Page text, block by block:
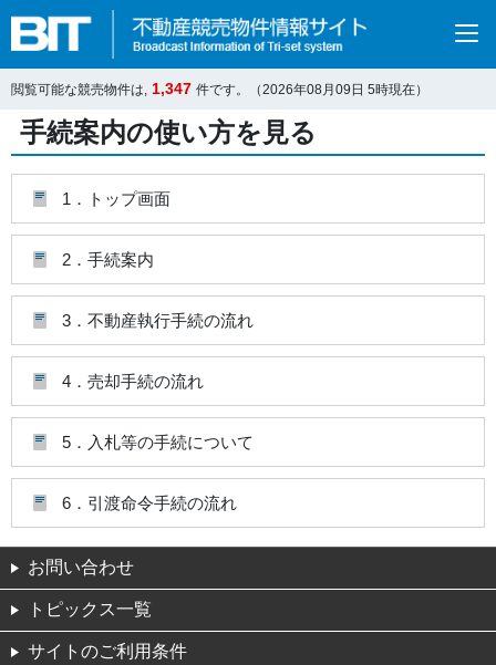
閲覧可能な競売物件は, 1,347 件です。（2026年08月09日 5時現在）
手続案内の使い方を見る
1．トップ画面
2．手続案内
3．不動産執行手続の流れ
4．売却手続の流れ
5．入札等の手続について
6．引渡命令手続の流れ
お問い合わせ
トピックス一覧
サイトのご利用条件